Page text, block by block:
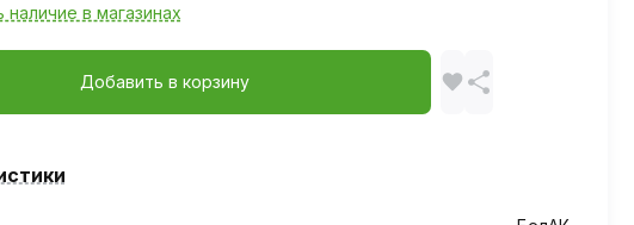
в магазинах
Добавить в корзину